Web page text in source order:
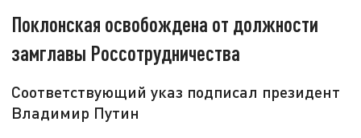
Поклонская освобождена от должности
замглавы Россотрудничества
Соответствующий указ подписал президент
Владимир Путин